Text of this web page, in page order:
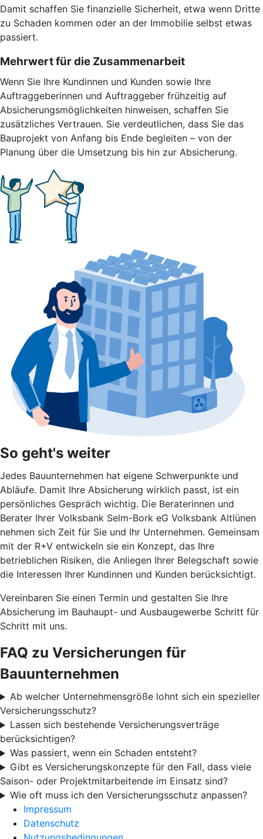
Damit schaffen Sie finanzielle Sicherheit, etwa wenn Dritte
zu Schaden kommen oder an der Immobilie selbst etwas
passiert.
Mehrwert für die Zusammenarbeit
Wenn Sie Ihre Kundinnen und Kunden sowie Ihre
Auftraggeberinnen und Auftraggeber frühzeitig auf
Absicherungsmöglichkeiten hinweisen, schaffen Sie
zusätzliches Vertrauen. Sie verdeutlichen, dass Sie das
Bauprojekt von Anfang bis Ende begleiten – von der
Planung über die Umsetzung bis hin zur Absicherung.
So geht's weiter
Jedes Bauunternehmen hat eigene Schwerpunkte und
Abläufe. Damit Ihre Absicherung wirklich passt, ist ein
persönliches Gespräch wichtig. Die Beraterinnen und
Berater Ihrer Volksbank Selm-Bork eG Volksbank Altlünen
nehmen sich Zeit für Sie und Ihr Unternehmen. Gemeinsam
mit der R+V entwickeln sie ein Konzept, das Ihre
betrieblichen Risiken, die Anliegen Ihrer Belegschaft sowie
die Interessen Ihrer Kundinnen und Kunden berücksichtigt.
Vereinbaren Sie einen Termin und gestalten Sie Ihre
Absicherung im Bauhaupt- und Ausbaugewerbe Schritt für
Schritt mit uns.
FAQ zu Versicherungen für
Bauunternehmen
Ab welcher Unternehmensgröße lohnt sich ein spezieller
Versicherungsschutz?
Lassen sich bestehende Versicherungsverträge
berücksichtigen?
Was passiert, wenn ein Schaden entsteht?
Gibt es Versicherungskonzepte für den Fall, dass viele
Saison- oder Projektmitarbeitende im Einsatz sind?
Wie oft muss ich den Versicherungsschutz anpassen?
Impressum
Datenschutz